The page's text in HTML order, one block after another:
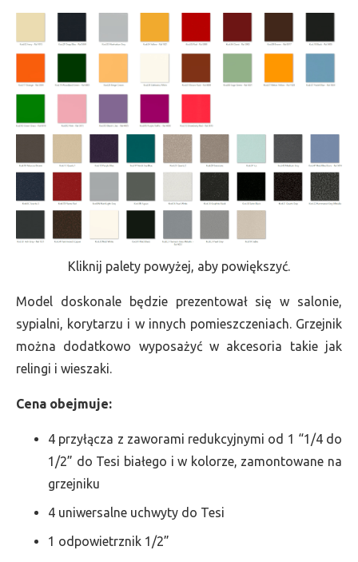
Kliknij palety powyżej, aby powiększyć.
Model doskonale będzie prezentował się w salonie,
sypialni, korytarzu i w innych pomieszczeniach. Grzejnik
można dodatkowo wyposażyć w akcesoria takie jak
relingi i wieszaki.
Cena obejmuje:
4 przyłącza z zaworami redukcyjnymi od 1 “1/4 do
1/2” do Tesi białego i w kolorze, zamontowane na
grzejniku
4 uniwersalne uchwyty do Tesi
1 odpowietrznik 1/2”